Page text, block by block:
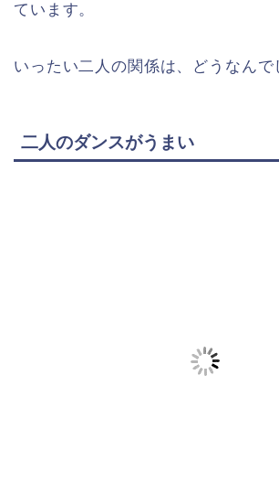
ています。
いったい二人の関係は、どうなんで
二人のダンスがうまい